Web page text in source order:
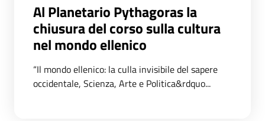
Al Planetario Pythagoras la
chiusura del corso sulla cultura
nel mondo ellenico
“Il mondo ellenico: la culla invisibile del sapere
occidentale, Scienza, Arte e Politica&rdquo...